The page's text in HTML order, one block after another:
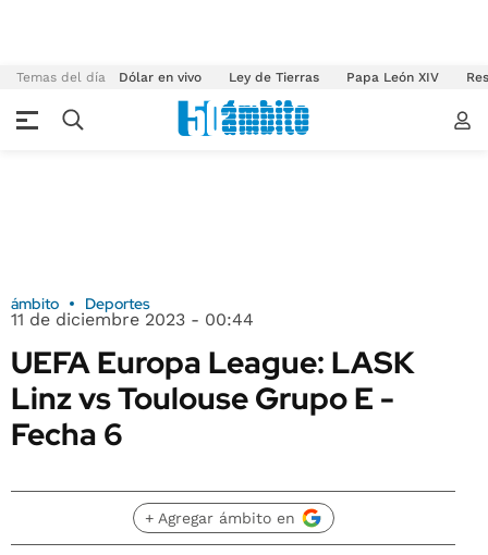
Temas del día Dólar en vivo Ley de Tierras Papa León XIV
ámbito Deportes
11 de diciembre 2023 - 00:44
UEFA Europa League: LASK
Linz vs Toulouse Grupo E -
Fecha 6
+ Agregar ámbito en